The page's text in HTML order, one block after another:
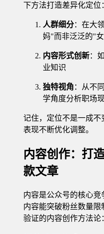
下方法打造差异化定位
人群细分：在大
妈"而非泛泛的"
内容形式创新：
业知识
独特视角 ：从不
学角度分析职场
记住，定位不是一成
表现不断优化调整。
内容创作：打
款文章
内容是公众号的核心竞
内容能突破粉丝数量
验证的内容创作方法论